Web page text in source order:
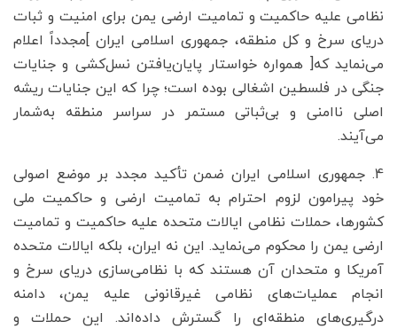
نظامی علیه حاکمیت و تمامیت ارضی یمن برای امنیت و ثبات
دریای سرخ و کل منطقه، جمهوری اسلامی ایران ]مجدداً اعلام
می‌نماید که[ همواره خواستار پایان‌یافتن نسل‌کشی و جنایات
جنگی در فلسطین اشغالی بوده است؛ چرا که این جنایات ریشه
اصلی ناامنی و بی‌ثباتی مستمر در سراسر منطقه به‌شمار
می‌آیند.
4. جمهوری اسلامی ایران ضمن تأکید مجدد بر موضع اصولی
خود پیرامون لزوم احترام به تمامیت ارضی و حاکمیت ملی
کشورها، حملات نظامی ایالات متحده علیه حاکمیت و تمامیت
ارضی یمن را محکوم می‌نماید. این نه ایران، بلکه ایالات متحده
آمریکا و متحدان آن هستند که با نظامی‌سازی دریای سرخ و
انجام عملیات‌های نظامی غیرقانونی علیه یمن، دامنه
درگیری‌های منطقه‌ای را گسترش داده‌اند. این حملات و